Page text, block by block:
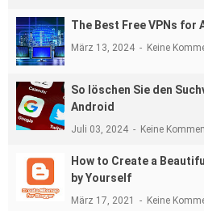
The Best Free VPNs for
März 13, 2024 Keine
So löschen Sie den
Android
Juli 03, 2024 Keine
How to Create a
by Yourself
März 17, 2021 Keine